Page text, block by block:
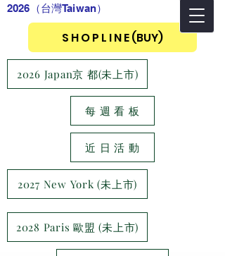
2026（台灣Taiwan）
S H O P L I N E (BUY)
2026 Japan京 都(未上市)
每 週 看 板
近 日 活 動
2027 New York (未上市)
2028 Paris 歐盟 (未上市)